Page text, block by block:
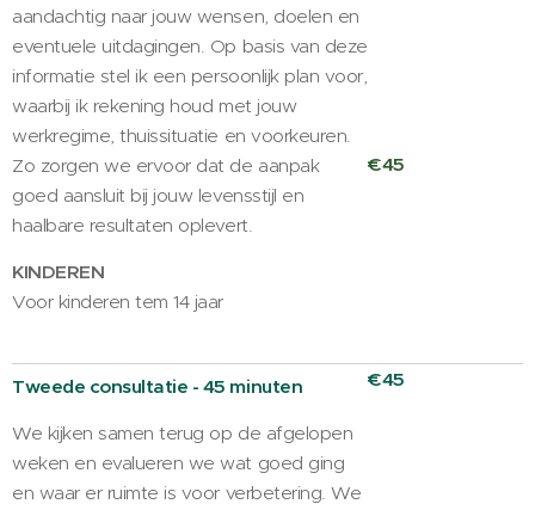
aandachtig naar jouw wensen, doelen en
eventuele uitdagingen. Op basis van deze
informatie stel ik een persoonlijk plan voor,
waarbij ik rekening houd met jouw
werkregime, thuissituatie en voorkeuren.
Zo zorgen we ervoor dat de aanpak
goed aansluit bij jouw levensstijl en
haalbare resultaten oplevert.
KINDEREN
Voor kinderen tem 14 jaar
€45
Tweede consultatie - 45 minuten
We kijken samen terug op de afgelopen
weken en evalueren we wat goed ging
en waar er ruimte is voor verbetering. We
€45